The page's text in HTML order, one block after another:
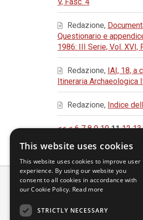
Redazione,
Questionario e
1986: III Serie, Vol. XVI,
Redazione, IAI, 18, a
Itineraria Archaeologica
Redazione, Indice
<< < 6 7 8 9 10 11 12 13
Scuola Normale Superiore
Piazza dei Cavalieri, 7 -
This website uses cookies
This website uses cookies to improve user
experience. By using our website you
consent to all cookies in accordance with
our Cookie Policy. Read more
STRICTLY NECESSARY